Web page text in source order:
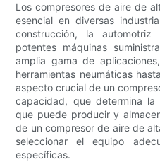
Los compresores de aire de
esencial en diversas
construcción, la
potentes máquinas
amplia gama de
herramientas neumáticas
aspecto crucial de un
capacidad, que determina
que puede producir y
de un compresor de aire de
seleccionar el equipo
específicas.